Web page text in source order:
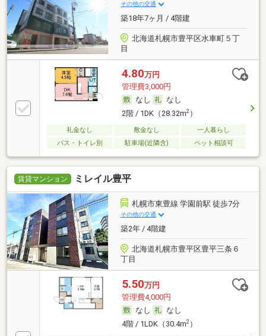
その他の交通
築18年7ヶ月 / 4階建
北海道札幌市豊平区水車町５丁
目
4.80万円
管理費3,000円
なし
なし
2階 / 1DK（28.32m2）
礼金なし 敷金なし
一人暮らし
バス・トイレ別
駐車場(近隣含) ペット相談可
賃貸マンション ミレイル豊平
札幌市東豊線 学園前駅 徒歩7分
その他の交通
築2年 / 4階建
北海道札幌市豊平区豊平三条６
丁目
5.50万円
管理費4,000円
なし
なし
4階 / 1LDK（30.4m2）